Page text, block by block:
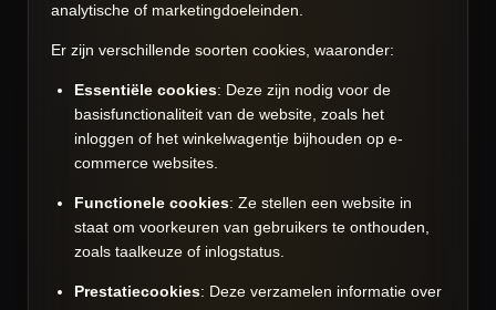
analytische of marketingdoeleinden.
Er zijn verschillende soorten cookies, waaronder:
Essentiële cookies: Deze zijn nodig voor de
basisfunctionaliteit van de website, zoals het
inloggen of het winkelwagentje bijhouden op e-
commerce websites.
Functionele cookies: Ze stellen een website in
staat om voorkeuren van gebruikers te onthouden,
zoals taalkeuze of inlogstatus.
Prestatiecookies: Deze verzamelen informatie over